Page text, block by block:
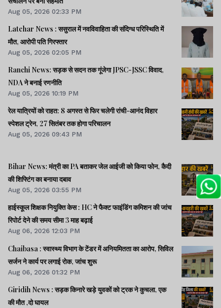
Aug 05, 2026 02:33 PM
Latehar News : ससुराल में नवविवाहिता की संदिग्ध परिस्थिति में
मौत, आरोपी पति गिरफ्तार
Aug 05, 2026 02:05 PM
Ranchi News: सड़क से सदन तक गूंजेगा JPSC-JSSC विवाद,
NDA ने बनाई रणनीति
Aug 05, 2026 10:19 PM
रेल यात्रियों को राहत: 8 अगस्त से फिर चलेगी रांची-आनंद विहार
स्पेशल ट्रेन, 27 सितंबर तक होगा परिचालन
Aug 05, 2026 09:43 PM
Bihar News: मंत्री का PA बताकर जेल आईजी को किया फोन, कैदी
की शिफ्टिंग का बनाया दबाव
Aug 05, 2026 03:55 PM
हाईस्कूल शिक्षक नियुक्ति केस : HC ने फैक्ट फाइंडिंग कमिशन की जांच
रिपोर्ट देने की समय सीमा 3 माह बढ़ाई
Aug 06, 2026 12:03 PM
Chaibasa : स्वास्थ्य विभाग के टेंडर में अनियमितता का आरोप, सिविल
सर्जन ने कार्य पर लगाई रोक, जांच शुरू
Aug 06, 2026 01:32 PM
Giridih News : सड़क किनारे खड़े युवकों को ट्रक ने कुचला, एक
की मौत ,दो घायल